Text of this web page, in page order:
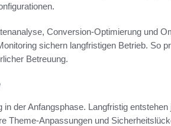
Conversion-Optimierung und
sichern langfristigen Betrieb. So
Betreuung.
der Anfangsphase. Langfristig
Theme-Anpassungen und